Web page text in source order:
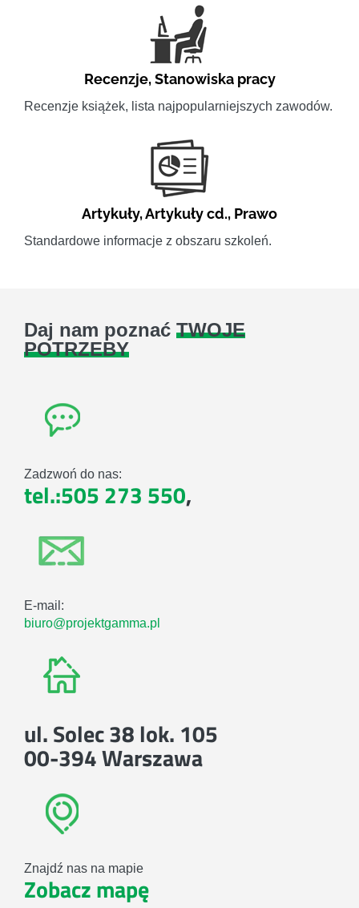
Recenzje,Stanowiska pracy
Recenzje książek, lista najpopularniejszych zawodów.
Artykuły,Artykuły cd., Prawo
Standardowe informacje z obszaru szkoleń.
Daj nam poznać TWOJE
POTRZEBY
Zadzwoń do nas:
tel.:505 273 550,
E-mail:
biuro@projektgamma.pl
ul. Solec 38 lok. 105
00-394 Warszawa
Znajdź nas na mapie
Zobacz mapę